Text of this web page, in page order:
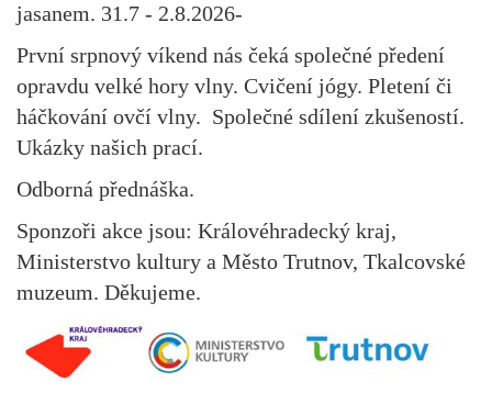
jasanem. 31.7 - 2.8.2026-
První srpnový víkend nás čeká společné předení
opravdu velké hory vlny. Cvičení jógy. Pletení či
háčkování ovčí vlny. Společné sdílení zkušeností.
Ukázky našich prací.
Odborná přednáška.
Sponzoři akce jsou: Královéhradecký kraj,
Ministerstvo kultury a Město Trutnov, Tkalcovské
muzeum. Děkujeme.